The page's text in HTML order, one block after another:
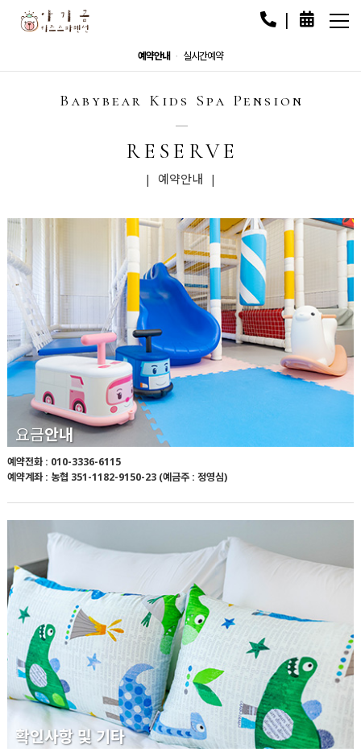
예약안내 ㆍ 실시간예약
Babybear Kids Spa Pension
RESERVE
| 예약안내 |
요금안내
예약전화 : 010-3336-6115
예약계좌 : 농협 351-1182-9150-23 (예금주 : 정영심)
확인사항 및 기타